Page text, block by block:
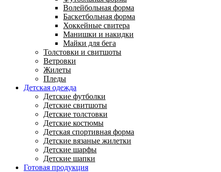
Волейбольная форма
Баскетбольная форма
Хоккейные свитера
Манишки и накидки
Майки для бега
Толстовки и свитшоты
Ветровки
Жилеты
Пледы
Детская одежда
Детские футболки
Детские свитшоты
Детские толстовки
Детские костюмы
Детская спортивная форма
Детские вязаные жилетки
Детские шарфы
Детские шапки
Готовая продукция